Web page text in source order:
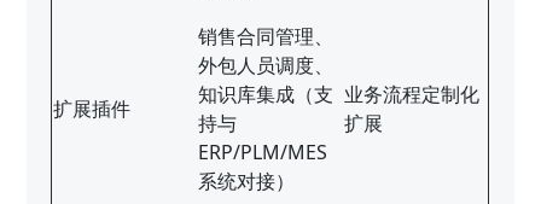
扩展插件
销售合同管理、
外包人员调度、
知识库集成（支
持与
ERP/PLM/MES
系统对接）
业务流程定制化
扩展